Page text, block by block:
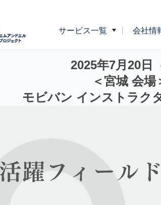
サービス一覧
企業向け健康指導
広告・販促物制作サポート
会社情
【2025年7月20日 (日)】
2025年7月20日
＜宮城 会場
モビバン インストラク